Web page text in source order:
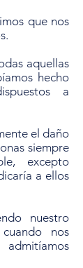
que nos
aquellas
hecho
a
el daño
siempre
excepto
a ellos
nuestro
nos